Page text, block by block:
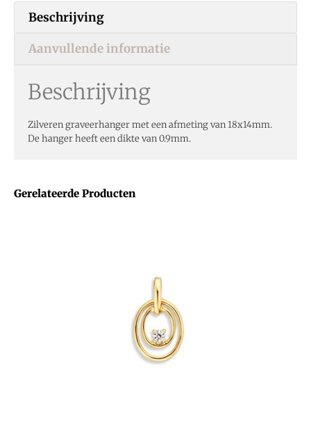
Gerelateerde Producten
Beschrijving
Aanvullende informatie
Beschrijving
Zilveren graveerhanger met een afmeting van 18x14mm.
De hanger heeft een dikte van 0.9mm.